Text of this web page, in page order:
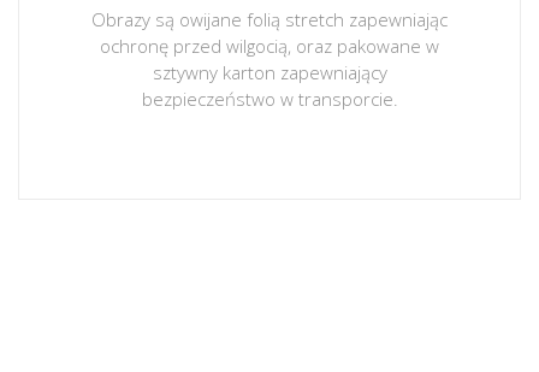
Obrazy są owijane folią stretch zapewniając
ochronę przed wilgocią, oraz pakowane w
sztywny karton zapewniający
bezpieczeństwo w transporcie.